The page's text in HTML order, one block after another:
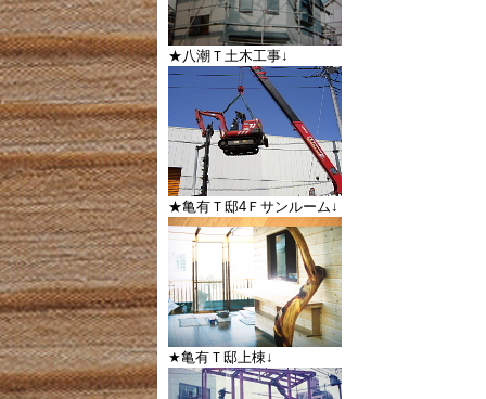
★八潮Ｔ土木工事↓
★亀有Ｔ邸4Ｆサンルーム↓
★亀有Ｔ邸上棟↓